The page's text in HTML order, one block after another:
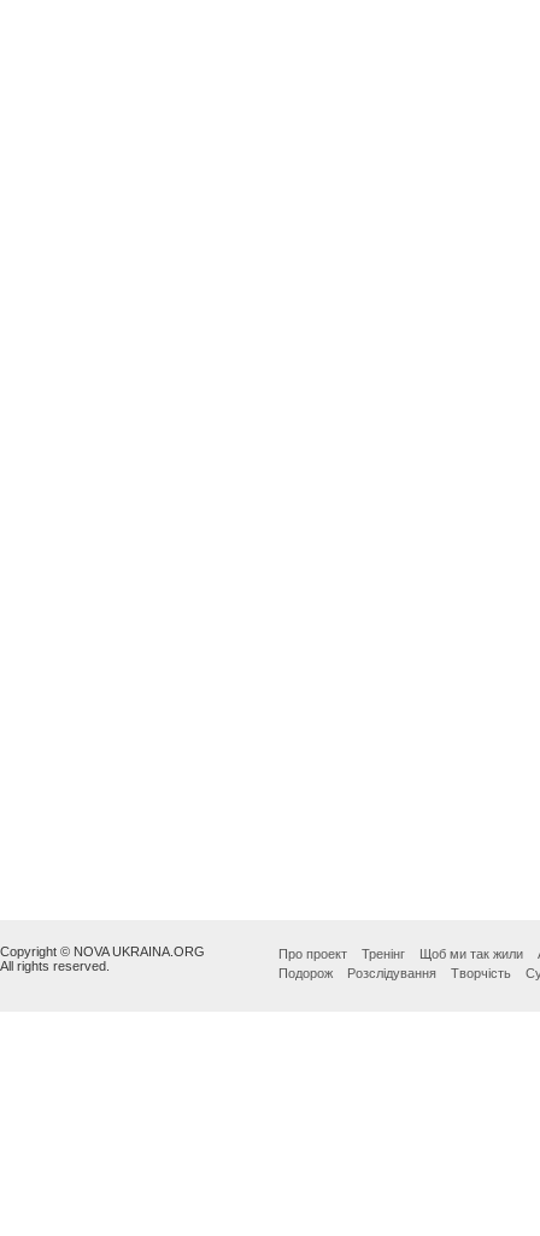
Copyright © NOVA UKRAINA.ORG
All rights reserved.
Про проект Тренінг Щоб ми так жили
Подорож
Розслідування Творчість